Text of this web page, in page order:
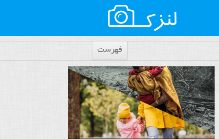
فهرست